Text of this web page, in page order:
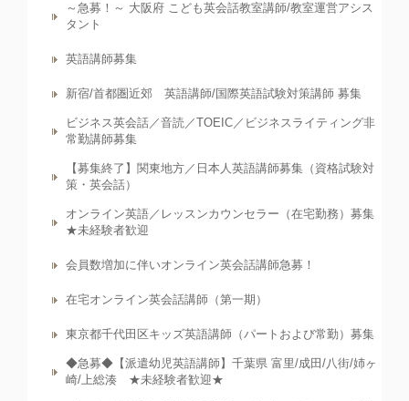
～急募！～ 大阪府 こども英会話教室講師/教室運営アシス
タント
英語講師募集
新宿/首都圏近郊 英語講師/国際英語試験対策講師 募集
ビジネス英会話／音読／TOEIC／ビジネスライティング非
常勤講師募集
【募集終了】関東地方／日本人英語講師募集（資格試験対
策・英会話）
オンライン英語／レッスンカウンセラー（在宅勤務）募集
★未経験者歓迎
会員数増加に伴いオンライン英会話講師急募！
在宅オンライン英会話講師（第一期）
東京都千代田区キッズ英語講師（パートおよび常勤）募集
◆急募◆【派遣幼児英語講師】千葉県 富里/成田/八街/姉ヶ
崎/上総湊 ★未経験者歓迎★